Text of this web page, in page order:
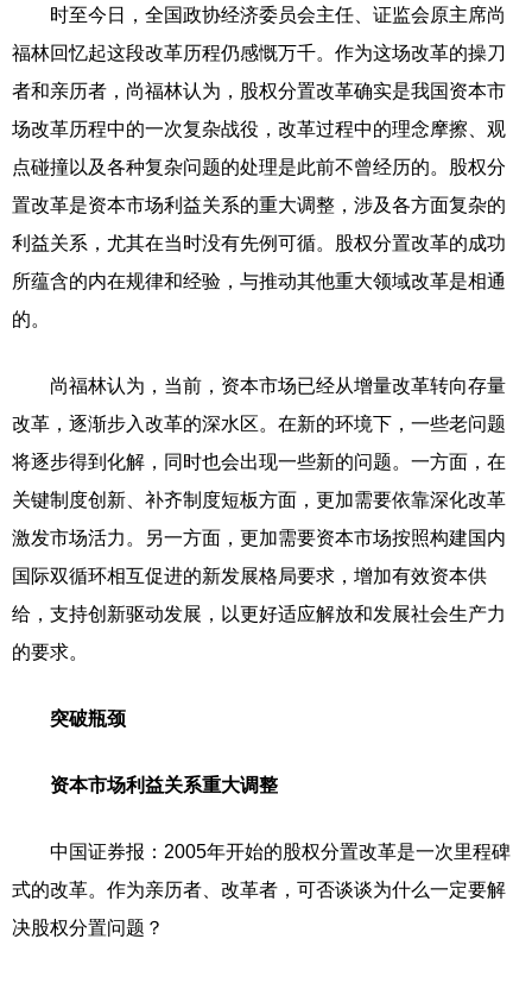
时至今日，全国政协经济委员会主任、证监会原主席尚
福林回忆起这段改革历程仍感慨万千。作为这场改革的操刀
者和亲历者，尚福林认为，股权分置改革确实是我国资本市
场改革历程中的一次复杂战役，改革过程中的理念摩擦、观
点碰撞以及各种复杂问题的处理是此前不曾经历的。股权分
置改革是资本市场利益关系的重大调整，涉及各方面复杂的
利益关系，尤其在当时没有先例可循。股权分置改革的成功
所蕴含的内在规律和经验，与推动其他重大领域改革是相通
的。
尚福林认为，当前，资本市场已经从增量改革转向存量
改革，逐渐步入改革的深水区。在新的环境下，一些老问题
将逐步得到化解，同时也会出现一些新的问题。一方面，在
关键制度创新、补齐制度短板方面，更加需要依靠深化改革
激发市场活力。另一方面，更加需要资本市场按照构建国内
国际双循环相互促进的新发展格局要求，增加有效资本供
给，支持创新驱动发展，以更好适应解放和发展社会生产力
的要求。
突破瓶颈
资本市场利益关系重大调整
中国证券报：2005年开始的股权分置改革是一次里程碑
式的改革。作为亲历者、改革者，可否谈谈为什么一定要解
决股权分置问题？